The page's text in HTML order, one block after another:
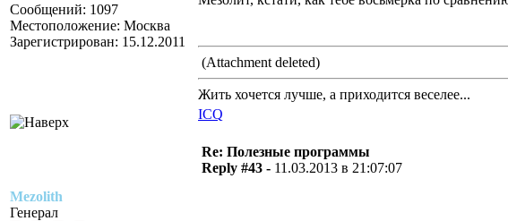
Сообщений: 1097
Местоположение: Москва
Зарегистрирован: 15.12.2011
(Attachment deleted)
Жить хочется лучше, а приходится веселее...
ICQ
Mezolith
Генерал
Re: Полезные программы
Reply #43 - 11.03.2013 в 21:07:07